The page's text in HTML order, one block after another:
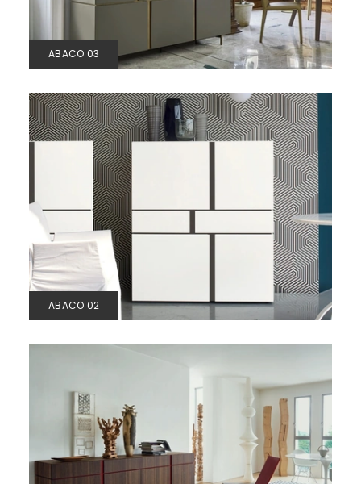
ABACO 03
ABACO 02